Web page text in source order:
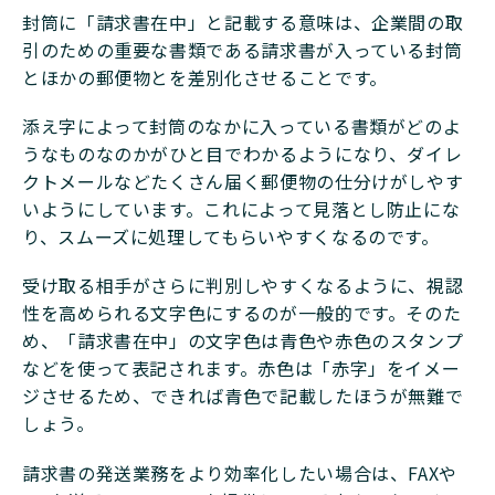
封筒に「請求書在中」と記載する意味は、企業間の取
引のための重要な書類である請求書が入っている封筒
とほかの郵便物とを差別化させることです。
添え字によって封筒のなかに入っている書類がどのよ
うなものなのかがひと目でわかるようになり、ダイレ
クトメールなどたくさん届く郵便物の仕分けがしやす
いようにしています。これによって見落とし防止にな
り、スムーズに処理してもらいやすくなるのです。
受け取る相手がさらに判別しやすくなるように、視認
性を高められる文字色にするのが一般的です。そのた
め、「請求書在中」の文字色は青色や赤色のスタンプ
などを使って表記されます。赤色は「赤字」をイメー
ジさせるため、できれば青色で記載したほうが無難で
しょう。
請求書の発送業務をより効率化したい場合は、FAXや